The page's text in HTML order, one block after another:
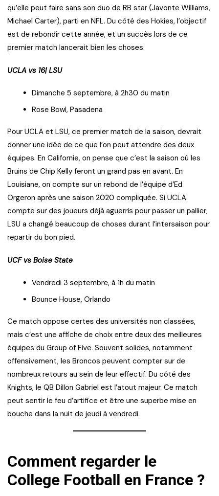
qu’elle peut faire sans son duo de RB star (Javonte Williams,
Michael Carter), parti en NFL. Du côté des Hokies, l’objectif
est de rebondir cette année, et un succès lors de ce
premier match lancerait bien les choses.
UCLA vs 16| LSU
Dimanche 5 septembre, à 2h30 du matin
Rose Bowl, Pasadena
Pour UCLA et LSU, ce premier match de la saison, devrait
donner une idée de ce que l’on peut attendre des deux
équipes. En Californie, on pense que c’est la saison où les
Bruins de Chip Kelly feront un grand pas en avant. En
Louisiane, on compte sur un rebond de l’équipe d’Ed
Orgeron après une saison 2020 compliquée. Si UCLA
compte sur des joueurs déjà aguerris pour passer un pallier,
LSU a changé beaucoup de choses durant l’intersaison pour
repartir du bon pied.
UCF vs Boise State
Vendredi 3 septembre, à 1h du matin
Bounce House, Orlando
Ce match oppose certes des universités non classées,
mais c’est une affiche de choix entre deux des meilleures
équipes du Group of Five. Souvent solides, notamment
offensivement, les Broncos peuvent compter sur de
nombreux retours au sein de leur effectif. Du côté des
Knights, le QB Dillon Gabriel est l’atout majeur. Ce match
peut sentir le feu d’artifice et être une superbe mise en
bouche dans la nuit de jeudi à vendredi.
Comment regarder le
College Football en France ?